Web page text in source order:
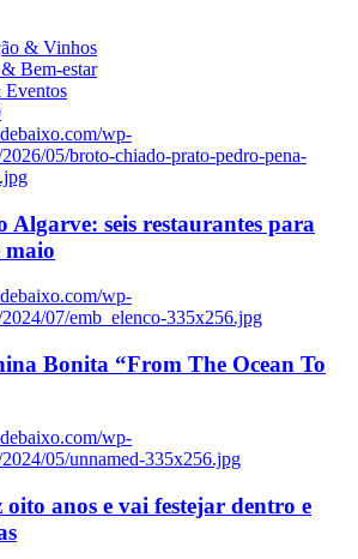
& Vinhos
Bem-estar
Eventos
wp-
05/broto-chiado-prato-pedro-pena-
Algarve: seis restaurantes para
maio
wp-
07/emb_elenco-335x256.jpg
Bonita “From The Ocean To
wp-
05/unnamed-335x256.jpg
anos e vai festejar dentro e